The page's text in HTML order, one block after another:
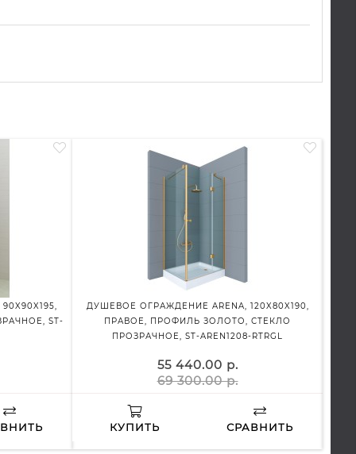
ST-
ДУШЕВОЕ ОГРАЖДЕНИЕ ARENA, 120X80X190,
ПРАВОЕ, ПРОФИЛЬ ЗОЛОТО, СТЕКЛО
ПРОЗРАЧНОЕ, ST-AREN1208-RTRGL
55 440.00 р.
69 300.00 р.
КУПИТЬ СРАВНИТЬ